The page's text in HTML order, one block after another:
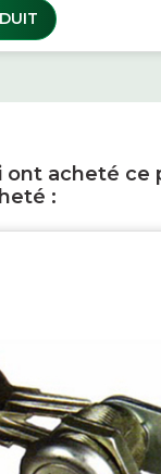
ont acheté ce
: